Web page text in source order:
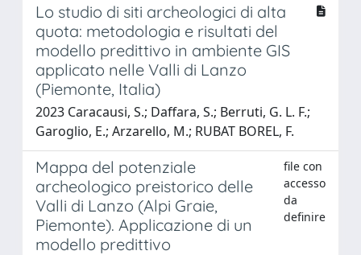
Lo studio di siti archeologici di alta
quota: metodologia e risultati del
modello predittivo in ambiente GIS
applicato nelle Valli di Lanzo
(Piemonte, Italia)
2023 Caracausi, S.; Daffara, S.; Berruti, G. L. F.;
Garoglio, E.; Arzarello, M.; RUBAT BOREL, F.
Mappa del potenziale
archeologico preistorico delle
Valli di Lanzo (Alpi Graie,
Piemonte). Applicazione di un
modello predittivo
file con
accesso
da
definire